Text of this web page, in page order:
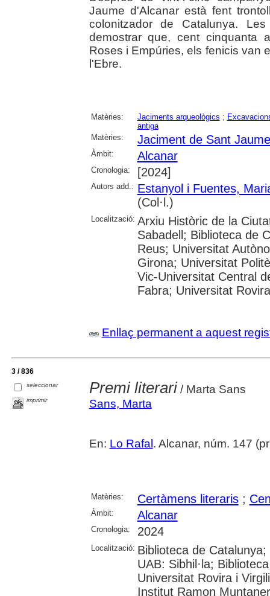
Jaume d'Alcanar està fent
colonitzador de Catalunya.
demostrar que, cent cinquanta
Roses i Empúries, els fenicis van
l'Ebre.
Matèries: Jaciments arqueològics ;
antiga
Matèries:
Jaciment de Sant
Àmbit: Alcanar
Cronologia: [2024]
Autors add.: Estanyol i Fuentes,
(Col·l.)
Localització: Arxiu Històric de la
Sabadell; Biblioteca de
Reus; Universitat
Girona; Universitat
Vic-Universitat Central
Fabra; Universitat
Enllaç permanent a aquest
3 / 836
seleccionar
imprimir
Premi literari/ Marta Sans
Sans, Marta
En: Lo Rafal . Alcanar, núm. 147
Matèries: Certàmens literaris;
Àmbit: Alcanar
Cronologia: 2024
Localització: Biblioteca de
UAB: Sibhil·la;
Universitat Rovira i
Institut Ramon Muntaner